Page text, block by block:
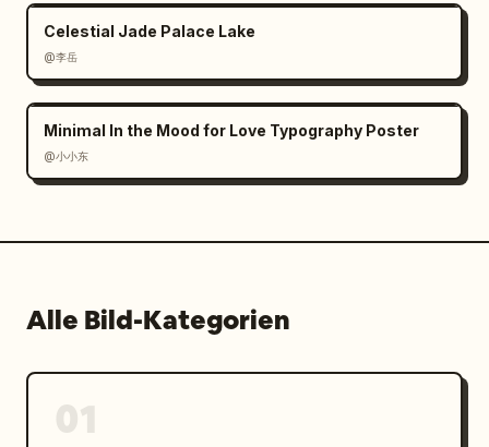
Celestial Jade Palace Lake
@李岳
Minimal In the Mood for Love Typography Poster
@小小东
Alle Bild-Kategorien